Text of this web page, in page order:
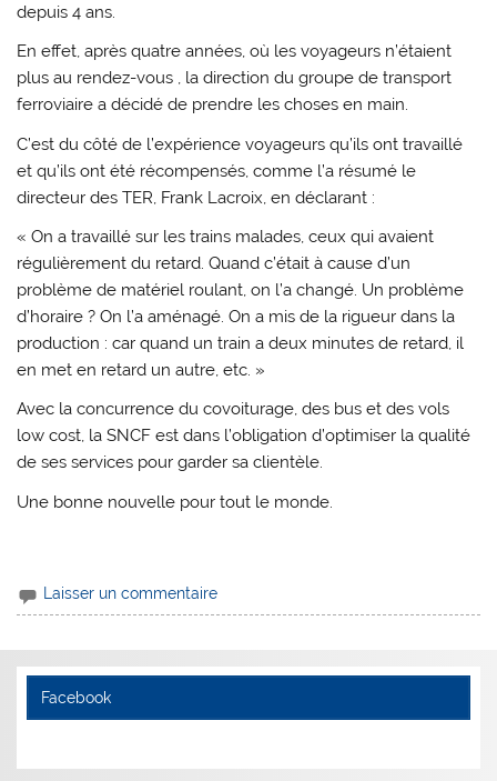
depuis 4 ans.
En effet, après quatre années, où les voyageurs n’étaient
plus au rendez-vous , la direction du groupe de transport
ferroviaire a décidé de prendre les choses en main.
C’est du côté de l’expérience voyageurs qu’ils ont travaillé
et qu’ils ont été récompensés, comme l’a résumé le
directeur des TER, Frank Lacroix, en déclarant :
« On a travaillé sur les trains malades, ceux qui avaient
régulièrement du retard. Quand c’était à cause d’un
problème de matériel roulant, on l’a changé. Un problème
d’horaire ? On l’a aménagé. On a mis de la rigueur dans la
production : car quand un train a deux minutes de retard, il
en met en retard un autre, etc. »
Avec la concurrence du covoiturage, des bus et des vols
low cost, la SNCF est dans l’obligation d’optimiser la qualité
de ses services pour garder sa clientèle.
Une bonne nouvelle pour tout le monde.
Laisser un commentaire
Facebook